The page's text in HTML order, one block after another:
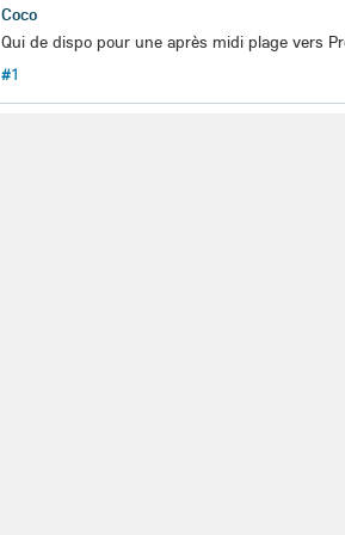
Coco
Qui de dispo pour une après midi plage vers
#1